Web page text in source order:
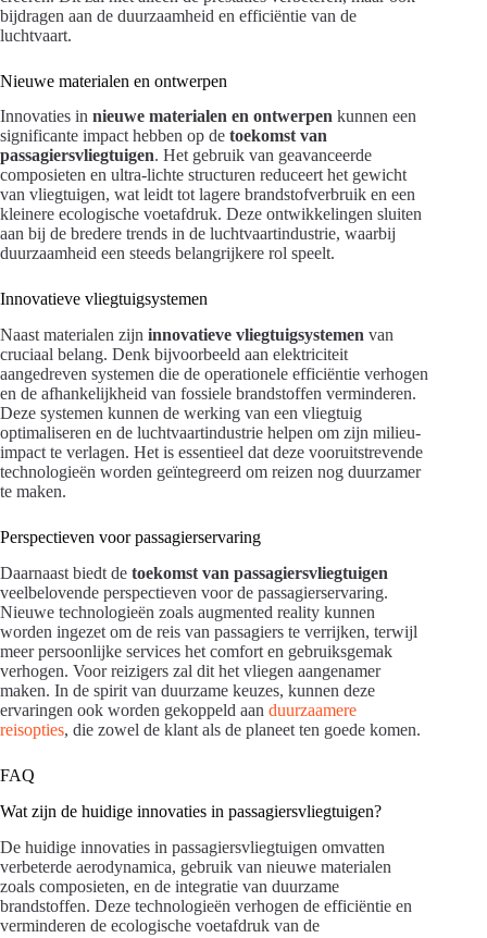
bijdragen aan de duurzaamheid en efficiëntie van de
luchtvaart.
Nieuwe materialen en ontwerpen
Innovaties in nieuwe materialen en ontwerpen kunnen een
significante impact hebben op de toekomst van
passagiersvliegtuigen. Het gebruik van geavanceerde
composieten en ultra-lichte structuren reduceert het gewicht
van vliegtuigen, wat leidt tot lagere brandstofverbruik en een
kleinere ecologische voetafdruk. Deze ontwikkelingen sluiten
aan bij de bredere trends in de luchtvaartindustrie, waarbij
duurzaamheid een steeds belangrijkere rol speelt.
Innovatieve vliegtuigsystemen
Naast materialen zijn innovatieve vliegtuigsystemen van
cruciaal belang. Denk bijvoorbeeld aan elektriciteit
aangedreven systemen die de operationele efficiëntie verhogen
en de afhankelijkheid van fossiele brandstoffen verminderen.
Deze systemen kunnen de werking van een vliegtuig
optimaliseren en de luchtvaartindustrie helpen om zijn milieu-
impact te verlagen. Het is essentieel dat deze vooruitstrevende
technologieën worden geïntegreerd om reizen nog duurzamer
te maken.
Perspectieven voor passagierservaring
Daarnaast biedt de toekomst van passagiersvliegtuigen
veelbelovende perspectieven voor de passagierservaring.
Nieuwe technologieën zoals augmented reality kunnen
worden ingezet om de reis van passagiers te verrijken, terwijl
meer persoonlijke services het comfort en gebruiksgemak
verhogen. Voor reizigers zal dit het vliegen aangenamer
maken. In de spirit van duurzame keuzes, kunnen deze
ervaringen ook worden gekoppeld aan duurzaamere
reisopties, die zowel de klant als de planeet ten goede komen.
FAQ
Wat zijn de huidige innovaties in passagiersvliegtuigen?
De huidige innovaties in passagiersvliegtuigen omvatten
verbeterde aerodynamica, gebruik van nieuwe materialen
zoals composieten, en de integratie van duurzame
brandstoffen. Deze technologieën verhogen de efficiëntie en
verminderen de ecologische voetafdruk van de